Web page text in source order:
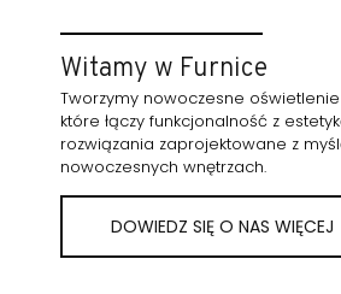
Witamy w Furnice
Tworzymy nowoczesne
które łączy funkcjonalność z
rozwiązania zaprojektowane z
nowoczesnych wnętrzach.
DOWIEDZ SIĘ O NAS WIĘCEJ